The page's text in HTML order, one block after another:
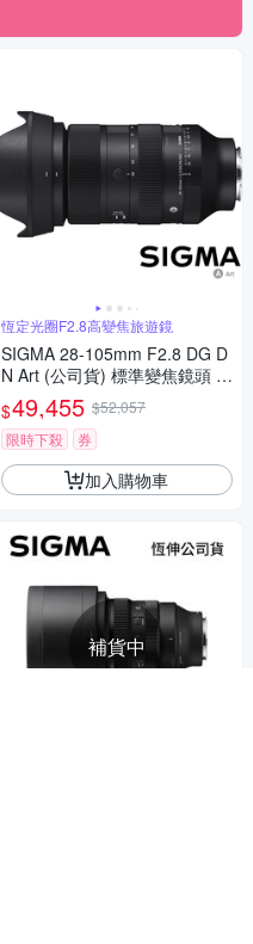
恆定光圈F2.8高變焦旅遊鏡
SIGMA 28-105mm F2.8 DG D
N Art (公司貨) 標準變焦鏡頭 全
片幅無反微單眼鏡頭 旅遊鏡
$49,455 $52,057
限時下殺
券
加入購物車
補貨中